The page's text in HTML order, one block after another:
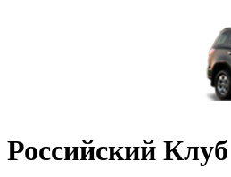
Российский